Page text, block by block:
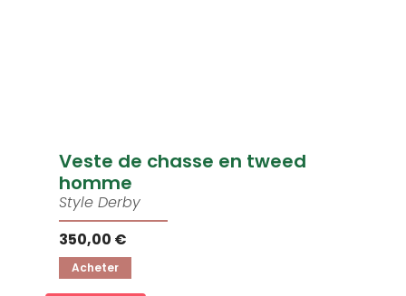
Veste de chasse en tweed
homme
Style Derby
350,00 €
Acheter